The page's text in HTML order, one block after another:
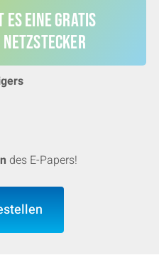
es eine Gratis
des E-Papers!